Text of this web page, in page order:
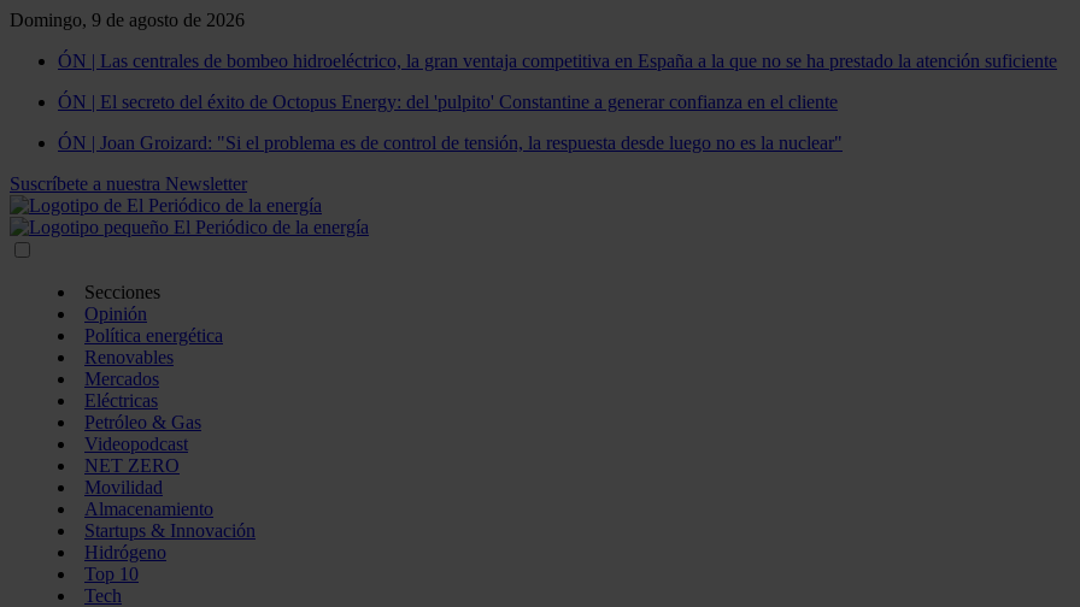
Domingo, 9 de agosto de 2026
ÓN | Las centrales de bombeo hidroeléctrico, la gran ventaja competitiva en España a la que no se ha prestado la atención suficiente
ÓN | El secreto del éxito de Octopus Energy: del 'pulpito' Constantine a generar confianza en el cliente
ÓN | Joan Groizard: "Si el problema es de control de tensión, la respuesta desde luego no es la nuclear"
Suscríbete a nuestra Newsletter
Secciones
Opinión
Política energética
Renovables
Mercados
Eléctricas
Petróleo & Gas
Videopodcast
NET ZERO
Movilidad
Almacenamiento
Startups & Innovación
Hidrógeno
Top 10
Tech